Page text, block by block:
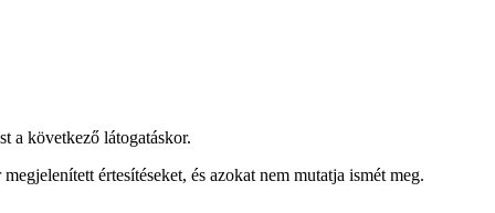
a következő látogatáskor.
értesítéseket, és azokat nem mutatja ismét meg.